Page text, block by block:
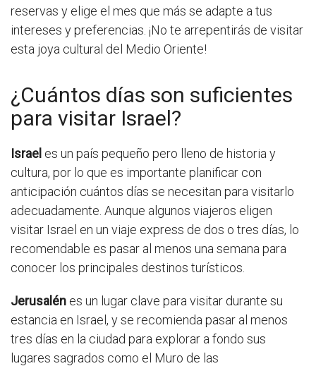
reservas y elige el mes que más se adapte a tus
intereses y preferencias. ¡No te arrepentirás de visitar
esta joya cultural del Medio Oriente!
¿Cuántos días son suficientes
para visitar Israel?
Israel es un país pequeño pero lleno de historia y
cultura, por lo que es importante planificar con
anticipación cuántos días se necesitan para visitarlo
adecuadamente. Aunque algunos viajeros eligen
visitar Israel en un viaje express de dos o tres días, lo
recomendable es pasar al menos una semana para
conocer los principales destinos turísticos.
Jerusalén es un lugar clave para visitar durante su
estancia en Israel, y se recomienda pasar al menos
tres días en la ciudad para explorar a fondo sus
lugares sagrados como el Muro de las